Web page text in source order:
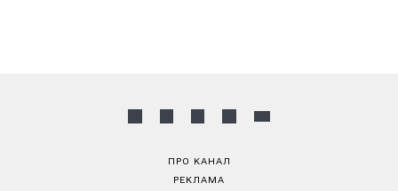
ПРО КАНАЛ
РЕКЛАМА